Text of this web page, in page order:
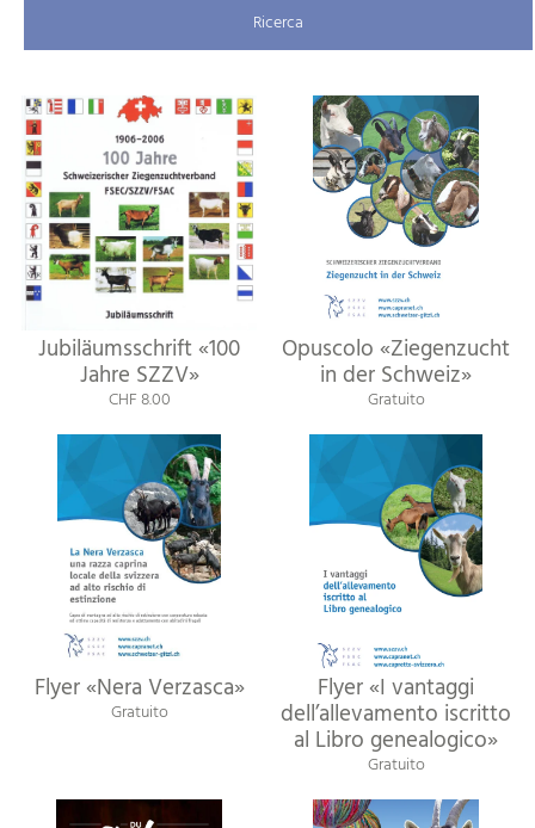
Jubiläumsschrift «100
Jahre SZZV»
CHF 8.00
Opuscolo «Ziegenzucht
in der Schweiz»
Gratuito
Flyer «Nera Verzasca»
Gratuito
Flyer «I vantaggi
dell’allevamento iscritto
al Libro genealogico»
Gratuito